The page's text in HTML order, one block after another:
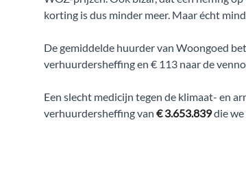
korting is dus minder meer. Maar écht
De gemiddelde huurder van Woongoed
verhuurdersheffing en € 113 naar de
Een slecht medicijn tegen de klimaat- en
verhuurdersheffing van € 3.653.839die we